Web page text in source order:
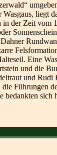
liegt
in der Zeit
Eine
und die
und
Führungen
bedankten sich